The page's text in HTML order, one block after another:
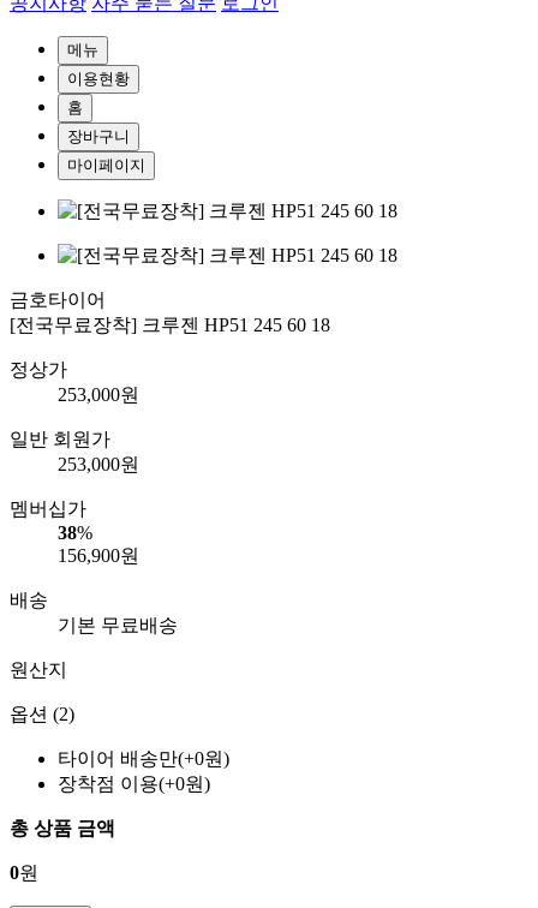
메뉴
이용현황
홈
장바구니
마이페이지
금호타이어
[전국무료장착] 크루젠 HP51 245 60 18
정상가
253,000원
일반 회원가
253,000원
멤버십가
38%
156,900원
배송
기본 무료배송
원산지
옵션 (2)
타이어 배송만(+0원)
장착점 이용(+0원)
총 상품 금액
0원